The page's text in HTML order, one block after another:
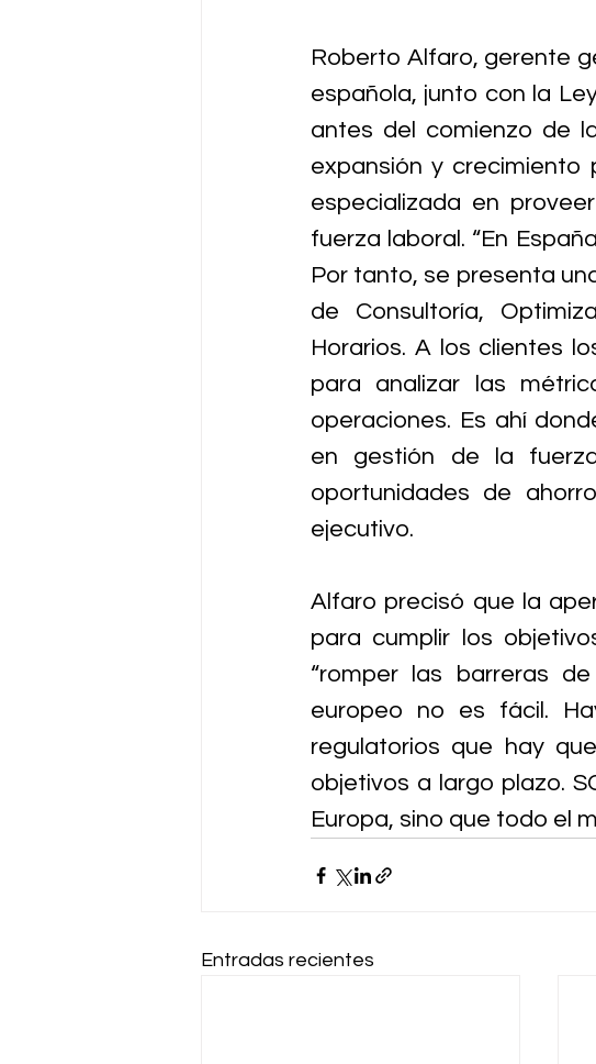
Roberto Alfaro, gerente
española, junto con la
antes del comienzo de
expansión y crecimiento
especializada en
fuerza laboral. “En
Por tanto, se presenta
de Consultoría,
Horarios. A los clientes
para analizar las
operaciones. Es ahí
en gestión de la
oportunidades de
ejecutivo.
Alfaro precisó que la
para cumplir los
“romper las barreras
europeo no es fácil.
regulatorios que hay
objetivos a largo plazo.
Europa, sino que todo el
Entradas recientes